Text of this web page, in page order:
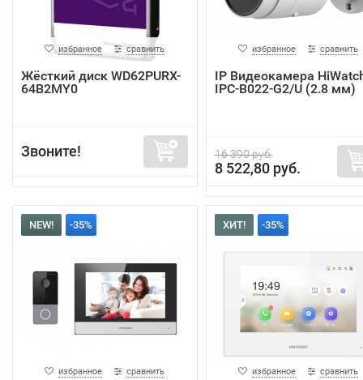
избранное сравнить
Жёсткий диск WD62PURX-
64B2MY0
Звоните!
избранное сравнить
IP Видеокамера
IPC-B022-G2/U (2.8 мм)
16 390 руб.
8 522,80 руб.
NEW! -35%
избранное сравнить
ХИТ! -35%
избранное сравнить